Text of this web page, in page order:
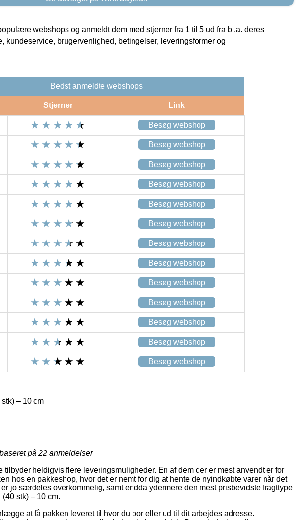
webshops og anmeldt dem med stjerner fra 1 til 5 ud fra bl.a. deres
kundeservice, brugervenlighed, betingelser, leveringsformer og
Bedst anmeldte webshops
Stjerner Link
Besøg webshop
Besøg webshop
Besøg webshop
Besøg webshop
Besøg webshop
Besøg webshop
Besøg webshop
Besøg webshop
Besøg webshop
Besøg webshop
Besøg webshop
Besøg webshop
Besøg webshop
– 10 cm
på 22 anmeldelser
tilbyder heldigvis flere leveringsmuligheder. En af dem der er mest anvendt er for
hos en pakkeshop, hvor det er nemt for dig at hente de nyindkøbte varer når det
jo særdeles overkommelig, samt endda ydermere den mest prisbevidste fragttype
stk) – 10 cm.
at få pakken leveret til hvor du bor eller ud til dit arbejdes adresse.